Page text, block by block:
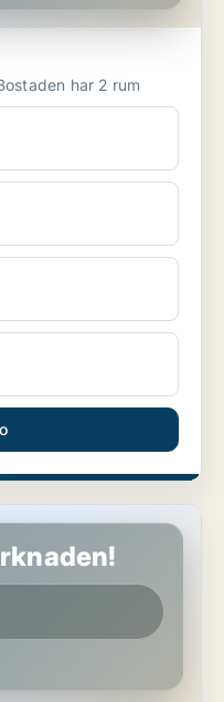
att hyra i Göteborg Bostaden har 2 rum